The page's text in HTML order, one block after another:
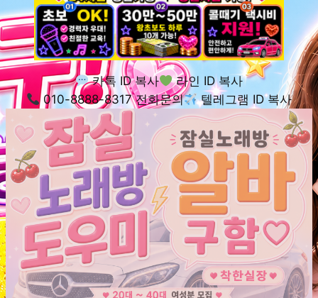
카톡 ID 복사
라인 ID 복사
010-8888-8317 전화문의
텔레그램 ID 복사